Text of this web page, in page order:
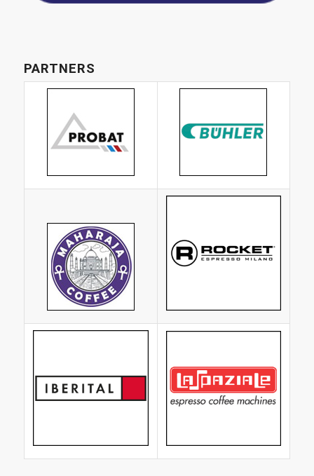
PARTNERS